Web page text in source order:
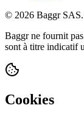
© 2026 Baggr SAS.
Baggr ne fournit
sont à titre indicatif
Cookies